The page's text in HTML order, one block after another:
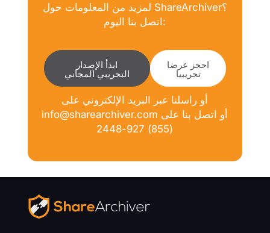
لمزيد من المعلومات حول ShareArchiver؟
اتصل بنا اليوم:
ابدأ الإصدار
التجريبي المجاني
احجز عرضا
تجريبيا
أو راسلنا عبر البريد الإلكتروني على
info@sharearchiver.com أو اتصل بنا على
(855) 927-2448